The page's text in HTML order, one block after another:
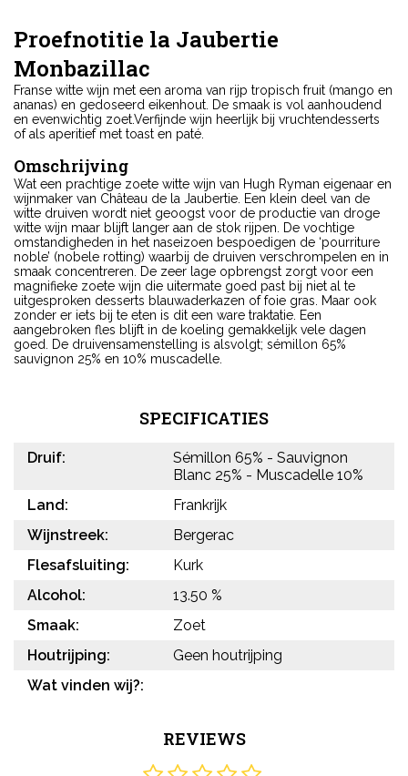
Proefnotitie la Jaubertie
Monbazillac
Franse witte wijn met een aroma van rijp tropisch fruit (mango en
ananas) en gedoseerd eikenhout. De smaak is vol aanhoudend
en evenwichtig zoet.Verfijnde wijn heerlijk bij vruchtendesserts
of als aperitief met toast en paté.
Omschrijving
Wat een prachtige zoete witte wijn van Hugh Ryman eigenaar en
wijnmaker van Château de la Jaubertie. Een klein deel van de
witte druiven wordt niet geoogst voor de productie van droge
witte wijn maar blijft langer aan de stok rijpen. De vochtige
omstandigheden in het naseizoen bespoedigen de ‘pourriture
noble’ (nobele rotting) waarbij de druiven verschrompelen en in
smaak concentreren. De zeer lage opbrengst zorgt voor een
magnifieke zoete wijn die uitermate goed past bij niet al te
uitgesproken desserts blauwaderkazen of foie gras. Maar ook
zonder er iets bij te eten is dit een ware traktatie. Een
aangebroken fles blijft in de koeling gemakkelijk vele dagen
goed. De druivensamenstelling is alsvolgt; sémillon 65%
sauvignon 25% en 10% muscadelle.
SPECIFICATIES
Druif:
Sémillon 65% - Sauvignon
Blanc 25% - Muscadelle 10%
Land:
Frankrijk
Wijnstreek:
Bergerac
Flesafsluiting:
Kurk
Alcohol:
13.50 %
Smaak:
Zoet
Houtrijping:
Geen houtrijping
Wat vinden wij?:
REVIEWS